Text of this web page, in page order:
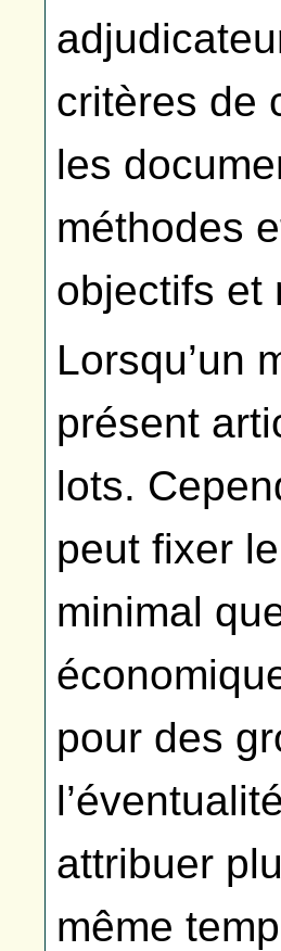
critères de
les
méthodes
objectifs et
Lorsqu’un
présent
lots.
peut fixer
minimal
pour des
attribuer
même